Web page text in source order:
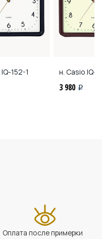
IQ-152-1 н. Casio IQ-
3 980 i
Оплата после примерки